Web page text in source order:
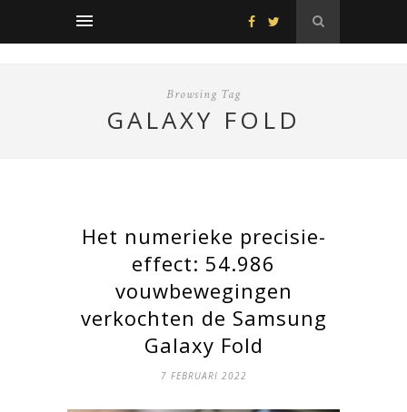
Browsing Tag
GALAXY FOLD
Het numerieke precisie-
effect: 54.986
vouwbewegingen
verkochten de Samsung
Galaxy Fold
7 FEBRUARI 2022